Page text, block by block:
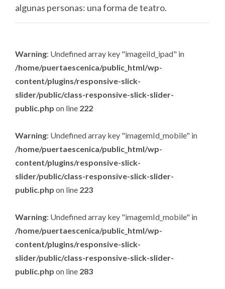
algunas personas: una forma de teatro.
Warning: Undefined array key "imageiId_ipad" in
/home/puertaescenica/public_html/wp-
content/plugins/responsive-slick-
slider/public/class-responsive-slick-slider-
public.php on line 222
Warning: Undefined array key "imagemId_mobile" in
/home/puertaescenica/public_html/wp-
content/plugins/responsive-slick-
slider/public/class-responsive-slick-slider-
public.php on line 223
Warning: Undefined array key "imagemId_mobile" in
/home/puertaescenica/public_html/wp-
content/plugins/responsive-slick-
slider/public/class-responsive-slick-slider-
public.php on line 283